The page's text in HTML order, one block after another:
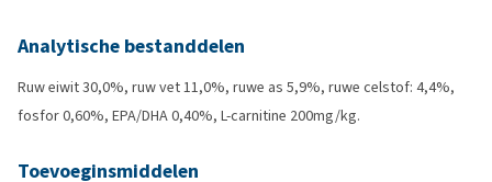
Analytische bestanddelen
Ruw eiwit 30,0%, ruw vet 11,0%, ruwe as 5,9%, ruwe celstof: 4,4%,
fosfor 0,60%, EPA/DHA 0,40%, L-carnitine 200mg/kg.
Toevoeginsmiddelen